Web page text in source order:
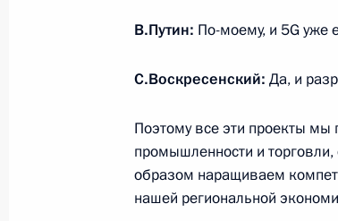
Рабочая встреча с
19 августа 2014 года, 12:25
Поездка в Иваново
26 мая 2014 года
В.Путин: По-моему, и 5G уже
С.Воскресенский: Да, и
Поэтому все эти проекты
промышленности и
образом наращиваем
нашей региональной